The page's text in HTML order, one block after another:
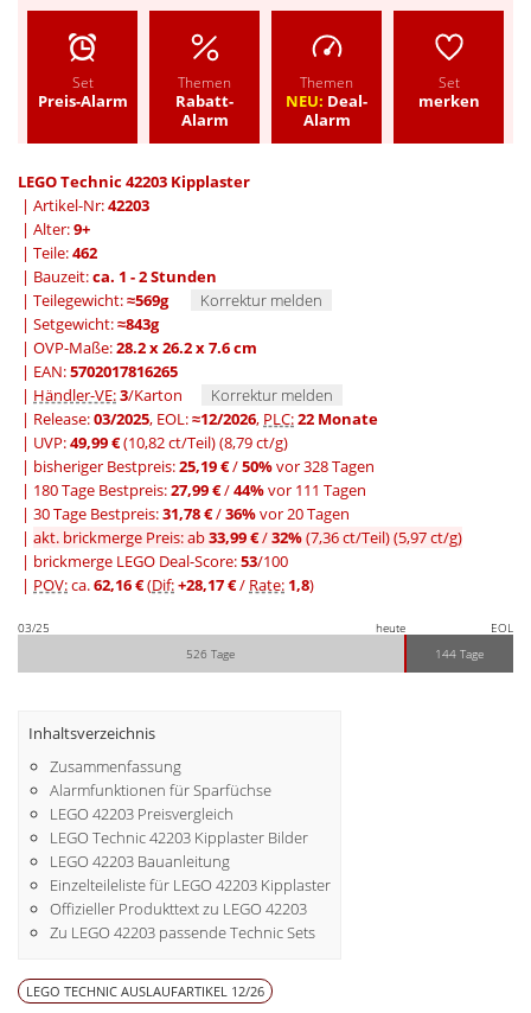
Set
Preis-Alarm
Themen
Rabatt-
Alarm
Themen
NEU: Deal-
Alarm
Set
merken
LEGO Technic 42203 Kipplaster
| Artikel-Nr:42203
| Alter:9+
| Teile:462
| Bauzeit:ca. 1 - 2 Stunden
| Teilegewicht:≈569g
Korrektur melden
| Setgewicht:≈843g
| OVP-Maße:28.2 x 26.2 x 7.6 cm
| EAN:5702017816265
| Händler-VE:3/Karton
Korrektur melden
| Release:03/2025, EOL:≈12/2026, PLC:22 Monate
| UVP:49,99 €(10,82 ct/Teil)(8,79 ct/g)
| bisheriger Bestpreis:25,19 €/50%vor 328 Tagen
| 180 Tage Bestpreis:27,99 €/44%vor 111 Tagen
| 30 Tage Bestpreis:31,78 €/36%vor 20 Tagen
| akt. brickmerge Preis: ab33,99 €/32%(7,36 ct/Teil)(5,97 ct/g)
| brickmerge LEGO Deal-Score:53/100
| POV:ca.62,16 €(Dif:+28,17 €/ Rate: 1,8)
03/25 heute
EOL
526 Tage
144 Tage
Inhaltsverzeichnis
Zusammenfassung
Alarmfunktionen für Sparfüchse
LEGO 42203 Preisvergleich
LEGO Technic 42203 Kipplaster Bilder
LEGO 42203 Bauanleitung
Einzelteileliste für LEGO 42203 Kipplaster
Offizieller Produkttext zu LEGO 42203
Zu LEGO 42203 passende Technic Sets
LEGO TECHNIC AUSLAUFARTIKEL 12/26